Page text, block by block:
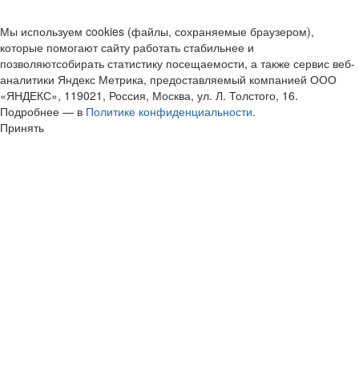
Мы используем cookies (файлы, сохраняемые браузером),
которые помогают сайту работать стабильнее и
позволяютсобирать статистику посещаемости, а также сервис веб-
аналитики Яндекс Метрика, предоставляемый компанией ООО
«ЯНДЕКС», 119021, Россия, Москва, ул. Л. Толстого, 16.
Подробнее — в Политике конфиденциальности.
Принять